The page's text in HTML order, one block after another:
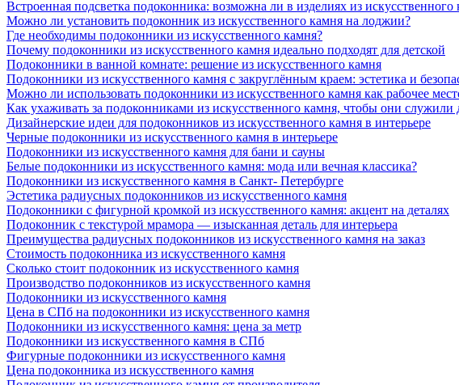
Встроенная подсветка подоконника: возможна ли в изделиях из искусственного
Можно ли установить подоконник из искусственного камня на лоджии?
Где необходимы подоконники из искусственного камня?
Почему подоконники из искусственного камня идеально подходят для детской
Подоконники в ванной комнате: решение из искусственного камня
Подоконники из искусственного камня с закруглённым краем: эстетика и
Можно ли использовать подоконники из искусственного камня как рабочее
Как ухаживать за подоконниками из искусственного камня, чтобы они служили
Дизайнерские идеи для подоконников из искусственного камня в интерьере
Черные подоконники из искусственного камня в интерьере
Подоконники из искусственного камня для бани и сауны
Белые подоконники из искусственного камня: мода или вечная классика?
Подоконники из искусственного камня в Санкт- Петербурге
Эстетика радиусных подоконников из искусственного камня
Подоконники с фигурной кромкой из искусственного камня: акцент на деталях
Подоконник с текстурой мрамора — изысканная деталь для интерьера
Преимущества радиусных подоконников из искусственного камня на заказ
Стоимость подоконника из искусственного камня
Сколько стоит подоконник из искусственного камня
Производство подоконников из искусственного камня
Подоконники из искусственного камня
Цена в СПб на подоконники из искусственного камня
Подоконники из искусственного камня: цена за метр
Подоконники из искусственного камня в СПб
Фигурные подоконники из искусственного камня
Цена подоконника из искусственного камня